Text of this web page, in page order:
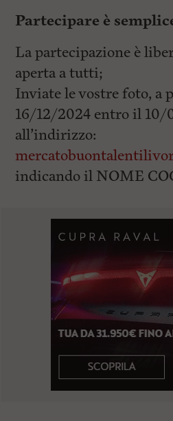
Partecipare è
La partecipazione è
aperta a tutti;
Inviate le vostre foto, a
16/12/2024 entro il 10/
all’indirizzo:
indicando il NOME